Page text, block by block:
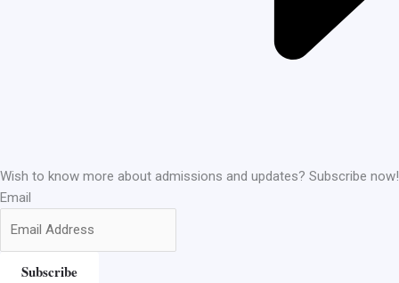
Wish to know more about admissions and updates? Subscribe now!
Email
Subscribe